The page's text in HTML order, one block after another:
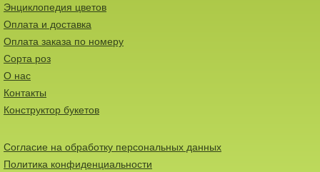
Энциклопедия цветов
Оплата и доставка
Оплата заказа по номеру
Сорта роз
О нас
Контакты
Конструктор букетов
Согласие на обработку персональных данных
Политика конфиденциальности